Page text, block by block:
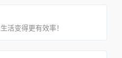
活变得更有效率！